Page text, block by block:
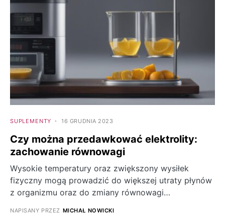
SUPLEMENTY 16 GRUDNIA 2023
Czy można przedawkować elektrolity:
zachowanie równowagi
Wysokie temperatury oraz zwiększony wysiłek
fizyczny mogą prowadzić do większej utraty płynów
z organizmu oraz do zmiany równowagi…
NAPISANY PRZEZ MICHAŁ NOWICKI